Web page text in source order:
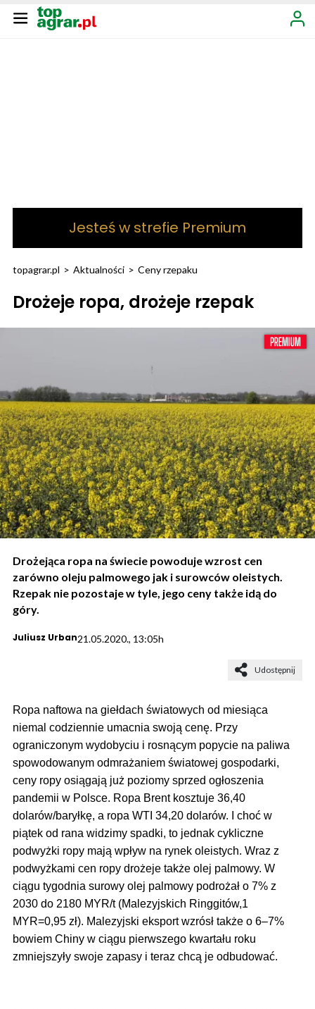
Jesteś w strefie Premium
topagrar.pl > Aktualności > Ceny rzepaku
Drożeje ropa, drożeje rzepak
Drożejąca ropa na świecie powoduje wzrost cen
zarówno oleju palmowego jak i surowców oleistych.
Rzepak nie pozostaje w tyle, jego ceny także idą do
góry.
Juliusz Urban21.05.2020., 13:05h
Udostępnij
Ropa naftowa na giełdach światowych od miesiąca
niemal codziennie umacnia swoją cenę. Przy
ograniczonym wydobyciu i rosnącym popycie na paliwa
spowodowanym odmrażaniem światowej gospodarki,
ceny ropy osiągają już poziomy sprzed ogłoszenia
pandemii w Polsce. Ropa Brent kosztuje 36,40
dolarów/baryłkę, a ropa WTI 34,20 dolarów. I choć w
piątek od rana widzimy spadki, to jednak cykliczne
podwyżki ropy mają wpływ na rynek oleistych. Wraz z
podwyżkami cen ropy drożeje także olej palmowy. W
ciągu tygodnia surowy olej palmowy podrożał o 7% z
2030 do 2180 MYR/t (Malezyjskich Ringgitów,1
MYR=0,95 zł). Malezyjski eksport wzrósł także o 6–7%
bowiem Chiny w ciągu pierwszego kwartału roku
zmniejszyły swoje zapasy i teraz chcą je odbudować.